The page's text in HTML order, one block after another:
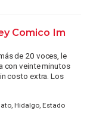
Comico Im
de 20 voces, le
con veinte minutos
costo extra. Los
Hidalgo, Estado